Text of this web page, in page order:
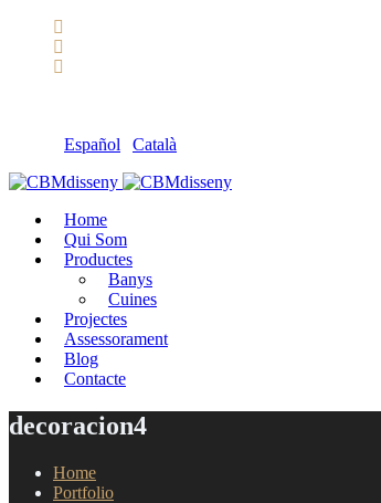
Español Català
Home
Qui Som
Productes
Banys
Cuines
Projectes
Assessorament
Blog
Contacte
decoracion4
Home
Portfolio